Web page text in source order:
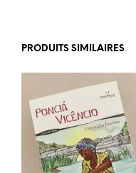
PRODUITS SIMILAIRES